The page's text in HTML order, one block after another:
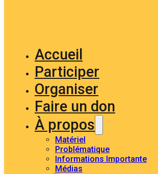
Accueil
Participer
Organiser
Faire un don
À propos
Matériel
Problématique
Informations Importante
Médias